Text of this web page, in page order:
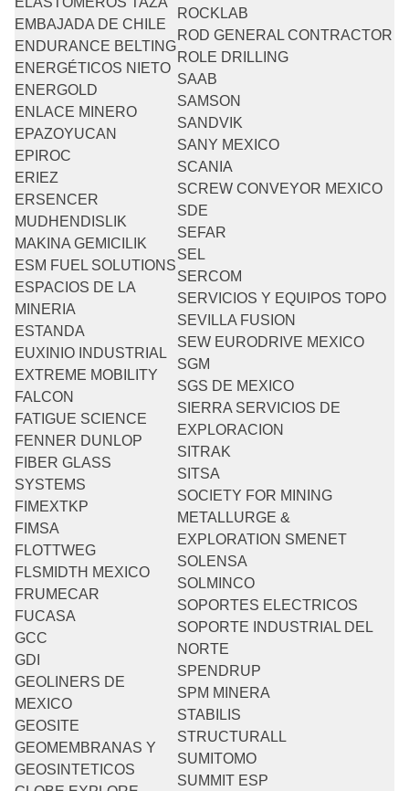
EMBAJADA DE CHILE
ENDURANCE BELTING
ENERGÉTICOS NIETO
ENERGOLD
ENLACE MINERO
EPAZOYUCAN
EPIROC
ERIEZ
ERSENCER
MUDHENDISLIK
MAKINA GEMICILIK
ESM FUEL SOLUTIONS
ESPACIOS DE LA
MINERIA
ESTANDA
EUXINIO INDUSTRIAL
EXTREME MOBILITY
FALCON
FATIGUE SCIENCE
FENNER DUNLOP
FIBER GLASS
SYSTEMS
FIMEXTKP
FIMSA
FLOTTWEG
FLSMIDTH MEXICO
FRUMECAR
FUCASA
GCC
GDI
GEOLINERS DE
MEXICO
GEOSITE
GEOMEMBRANAS Y
GEOSINTETICOS
ROCKLAB
ROD GENERAL CONTRACTOR
ROLE DRILLING
SAAB
SAMSON
SANDVIK
SANY MEXICO
SCANIA
SCREW CONVEYOR MEXICO
SDE
SEFAR
SEL
SERCOM
SERVICIOS Y EQUIPOS TOPO
SEVILLA FUSION
SEW EURODRIVE MEXICO
SGM
SGS DE MEXICO
SIERRA SERVICIOS DE
EXPLORACION
SITRAK
SITSA
SOCIETY FOR MINING
METALLURGE &
EXPLORATION SMENET
SOLENSA
SOLMINCO
SOPORTES ELECTRICOS
SOPORTE INDUSTRIAL DEL
NORTE
SPENDRUP
SPM MINERA
STABILIS
STRUCTURALL
SUMITOMO
SUMMIT ESP